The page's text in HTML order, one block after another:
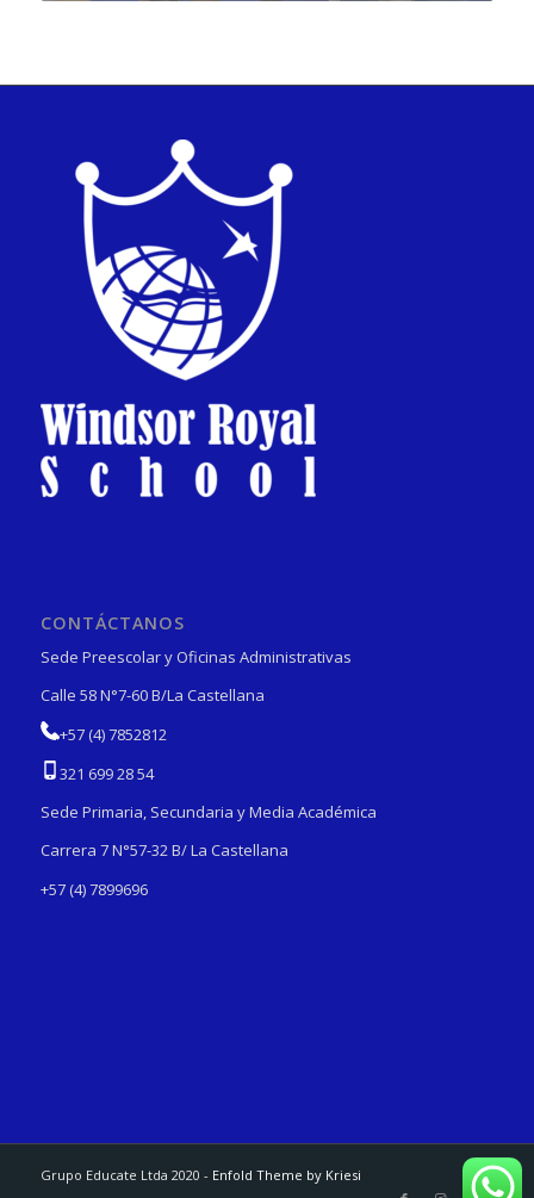
CONTÁCTANOS
Sede Preescolar y Oficinas Administrativas
Calle 58 N°7-60 B/La Castellana
+57 (4) 7852812
321 699 28 54
Sede Primaria, Secundaria y Media Académica
Carrera 7 N°57-32 B/ La Castellana
+57 (4) 7899696
Grupo Educate Ltda 2020 - Enfold Theme by Kriesi